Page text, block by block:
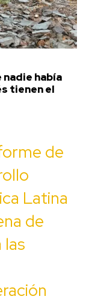
había
tienen el
de
Latina
de
las